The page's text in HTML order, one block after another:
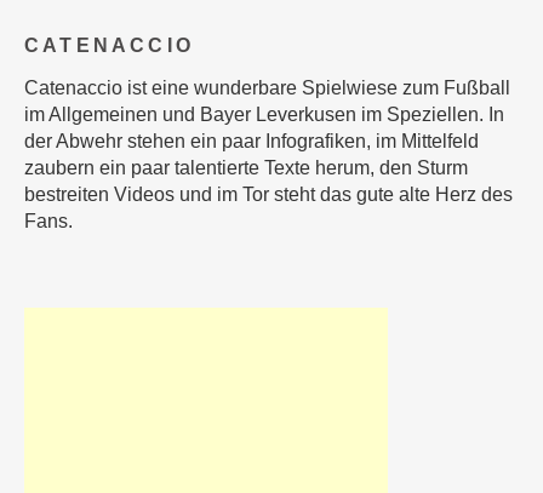
CATENACCIO
Catenaccio ist eine wunderbare Spielwiese zum Fußball
im Allgemeinen und Bayer Leverkusen im Speziellen. In
der Abwehr stehen ein paar Infografiken, im Mittelfeld
zaubern ein paar talentierte Texte herum, den Sturm
bestreiten Videos und im Tor steht das gute alte Herz des
Fans.